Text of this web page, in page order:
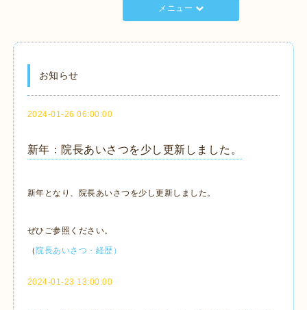
メニュー
お知らせ
2024-01-26 06:00:00
新年：院長あいさつを少し更新しました。
新年となり、院長あいさつを少し更新しました。
ぜひご参照ください。
（院長あいさつ・経歴）
2024-01-23 13:00:00